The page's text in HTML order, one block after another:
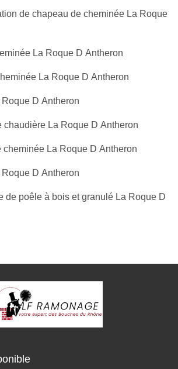
de chapeau de cheminée La Roque
La Roque D Antheron
La Roque D Antheron
D Antheron
chaudière La Roque D Antheron
cheminée La Roque D Antheron
D Antheron
de poêle à bois et granulé La Roque D